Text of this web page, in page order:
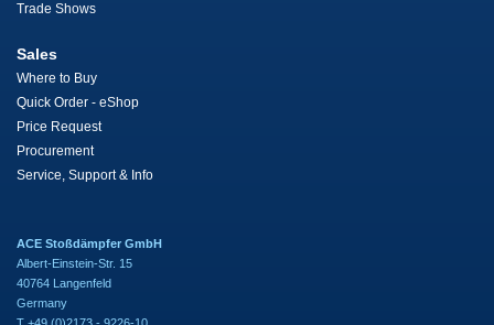
Trade Shows
Sales
Where to Buy
Quick Order - eShop
Price Request
Procurement
Service, Support & Info
ACE Stoßdämpfer GmbH
Albert-Einstein-Str. 15
40764 Langenfeld
Germany